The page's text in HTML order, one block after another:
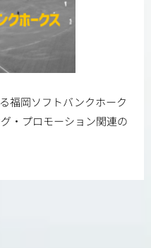
福岡ソフトバンクホーク
・プロモーション関連の